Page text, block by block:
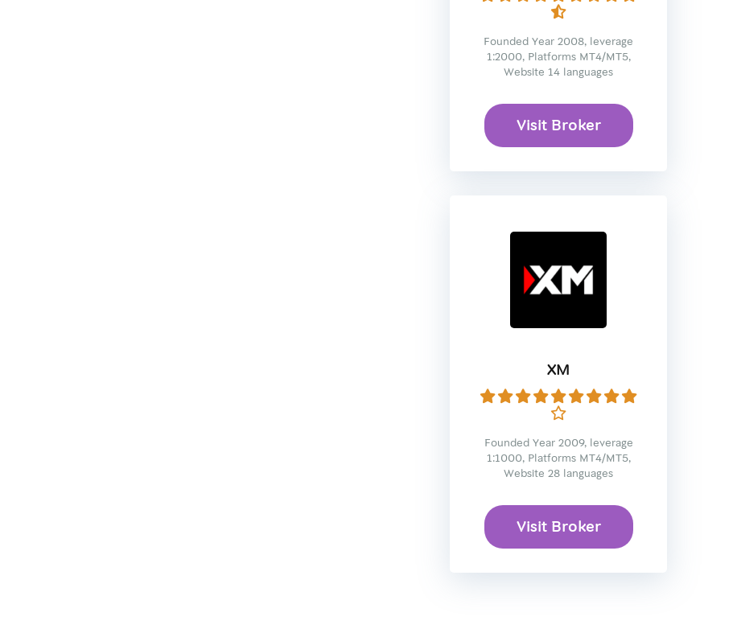
Founded Year 2008, leverage
1:2000, Platforms MT4/MT5,
Website 14 languages
Visit Broker
XM
Founded Year 2009, leverage
1:1000, Platforms MT4/MT5,
Website 28 languages
Visit Broker